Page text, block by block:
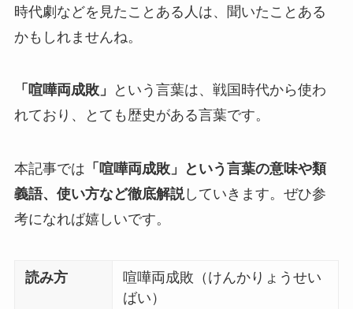
時代劇などを見たことある人は、聞いたことある
かもしれませんね。
「喧嘩両成敗」
という言葉は、戦国時代から使わ
れており、とても歴史がある言葉です。
本記事では 「喧嘩両成敗」という言葉の意味や類
義語、使い方など徹底解説していきます。ぜひ参
考になれば嬉しいです。
読み方
喧嘩両成敗（けんかりょうせい
ばい）